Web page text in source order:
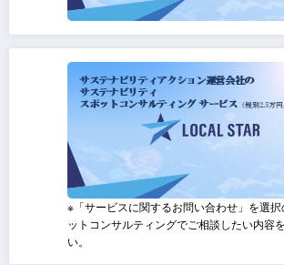
※「サービスに関するお問い合わせ」を選
ットコンサルティングでご相談したい内容
い。